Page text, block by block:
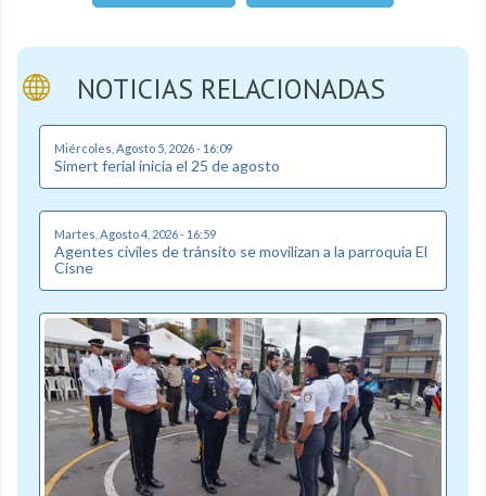
NOTICIAS RELACIONADAS
Miércoles, Agosto 5, 2026 - 16:09
Simert ferial inicia el 25 de agosto
Martes, Agosto 4, 2026 - 16:59
Agentes civiles de tránsito se movilizan a la parroquia El
Cisne